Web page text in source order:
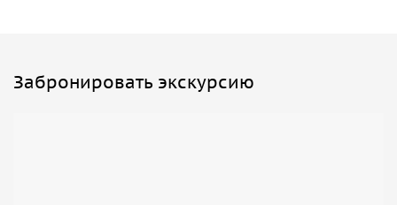
Забронировать экскурсию